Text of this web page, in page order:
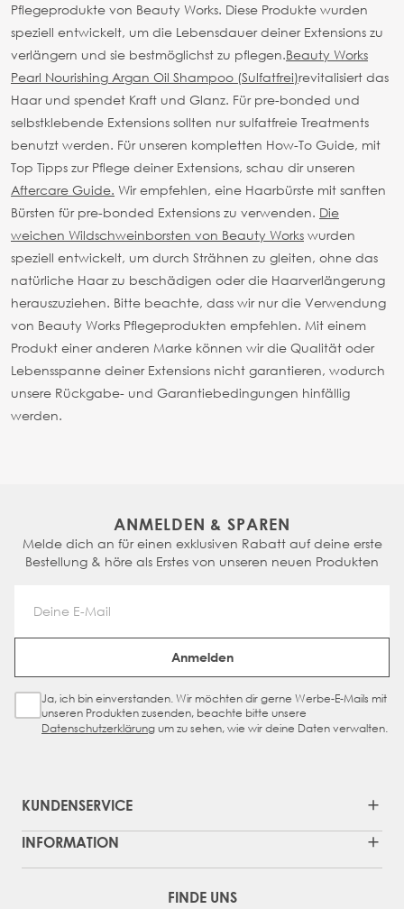
Pflegeprodukte von Beauty Works. Diese Produkte wurden
speziell entwickelt, um die Lebensdauer deiner Extensions zu
verlängern und sie bestmöglichst zu pflegen.Beauty Works
Pearl Nourishing Argan Oil Shampoo (Sulfatfrei)revitalisiert das
Haar und spendet Kraft und Glanz. Für pre-bonded und
selbstklebende Extensions sollten nur sulfatfreie Treatments
benutzt werden. Für unseren kompletten How-To Guide, mit
Top Tipps zur Pflege deiner Extensions, schau dir unseren
Aftercare Guide. Wir empfehlen, eine Haarbürste mit sanften
Bürsten für pre-bonded Extensions zu verwenden. Die
weichen Wildschweinborsten von Beauty Works wurden
speziell entwickelt, um durch Strähnen zu gleiten, ohne das
natürliche Haar zu beschädigen oder die Haarverlängerung
herauszuziehen. Bitte beachte, dass wir nur die Verwendung
von Beauty Works Pflegeprodukten empfehlen. Mit einem
Produkt einer anderen Marke können wir die Qualität oder
Lebensspanne deiner Extensions nicht garantieren, wodurch
unsere Rückgabe- und Garantiebedingungen hinfällig
werden.
ANMELDEN & SPAREN
Melde dich an für einen exklusiven Rabatt auf deine erste
Bestellung & höre als Erstes von unseren neuen Produkten
Email Address
Anmelden
Sign Up Checkbox
Ja, ich bin einverstanden. Wir möchten dir gerne Werbe-E-Mails mit
unseren Produkten zusenden, beachte bitte unsere
Datenschutzerklärungum zu sehen, wie wir deine Daten verwalten.
KUNDENSERVICE
INFORMATION
FINDE UNS